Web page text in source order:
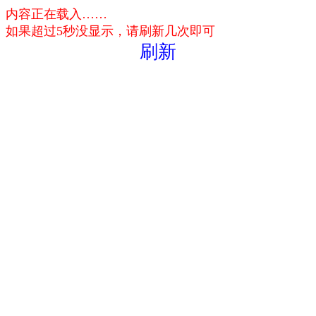
内容正在载入……
如果超过5秒没显示，请刷新几次即可
刷新